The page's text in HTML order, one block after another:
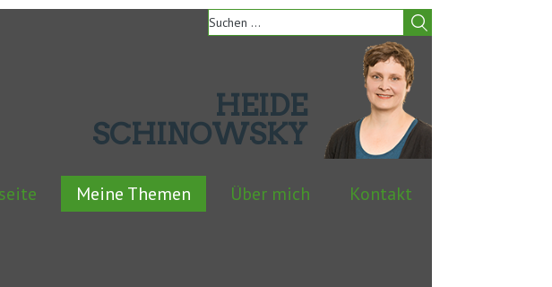
HEIDE
SCHINOWSKY
Meine Themen Über mich Kontakt